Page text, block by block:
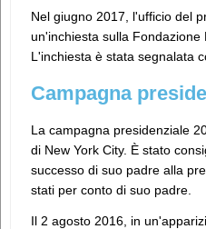
Nel giugno 2017, l'ufficio del
un'inchiesta sulla
L'inchiesta è stata segnalata
Campagna
La campagna presidenziale
di New York City. È stato
successo di suo padre alla
stati per conto di suo padre.
Il 2 agosto 2016, in